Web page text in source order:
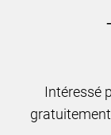
Intéressé